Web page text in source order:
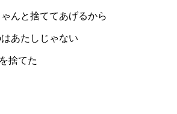
んと捨ててあげるから
あたしじゃない
捨てた